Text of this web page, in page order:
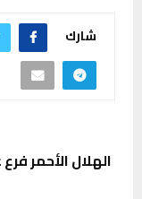
شارك
الهلال الأحمر